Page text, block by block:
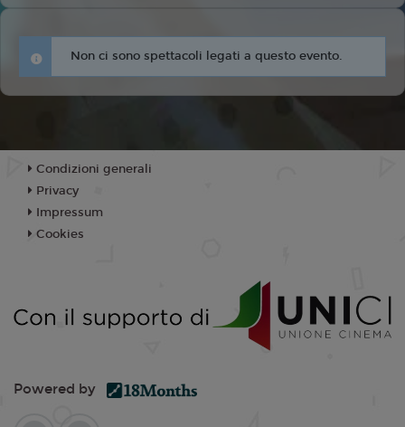
Non ci sono spettacoli legati a questo evento.
Condizioni generali
Privacy
Impressum
Cookies
Powered by